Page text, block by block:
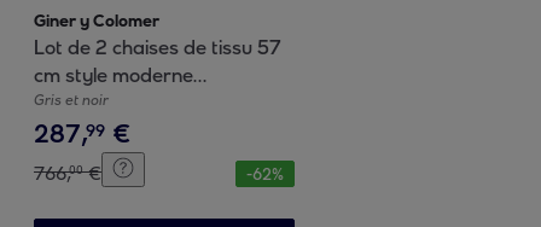
Giner y Colomer
Lot de 2 chaises de tissu 57
cm style moderne
contemporain
Gris et noir
287,99 €
766,00 € -62%